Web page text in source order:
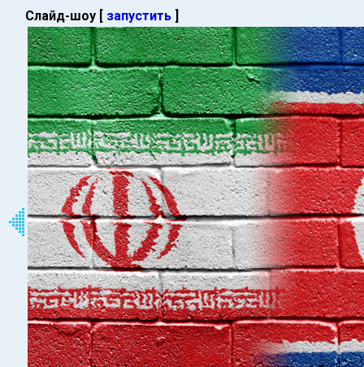
Слайд-шоу [ запустить ]